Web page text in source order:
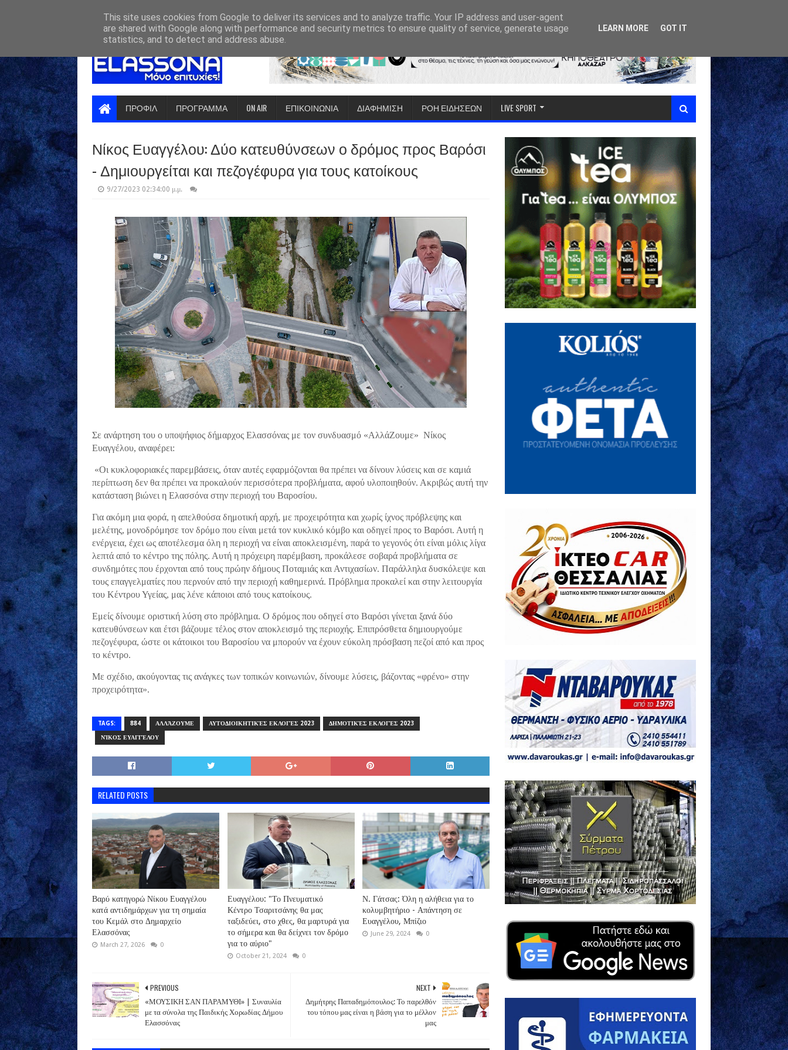
ΠΡΟΦΙΛ ΠΡΟΓΡΑΜΜΑ ON AIR ΕΠΙΚΟΙΝΩΝΙΑ ΔΙΑΦΗΜΙΣΗ ΡΟΗ ΕΙΔΗΣΕΩΝ LIVE SPORT
Νίκος Ευαγγέλου: Δύο κατευθύνσεων ο δρόμος προς Βαρόσι
- Δημιουργείται και πεζογέφυρα για τους κατοίκους
9/27/2023 02:34:00 μ.μ.
Σε ανάρτηση του ο υποψήφιος δήμαρχος Ελασσόνας με τον συνδυασμό «ΑλλάΖουμε» Νίκος
Ευαγγέλου, αναφέρει:
«Οι κυκλοφοριακές παρεμβάσεις, όταν αυτές εφαρμόζονται θα πρέπει να δίνουν λύσεις και σε καμιά
περίπτωση δεν θα πρέπει να προκαλούν περισσότερα προβλήματα, αφού υλοποιηθούν. Ακριβώς αυτή την
κατάσταση βιώνει η Ελασσόνα στην περιοχή του Βαροσίου.
Για ακόμη μια φορά, η απελθούσα δημοτική αρχή, με προχειρότητα και χωρίς ίχνος πρόβλεψης και
μελέτης, μονοδρόμησε τον δρόμο που είναι μετά τον κυκλικό κόμβο και οδηγεί προς το Βαρόσι. Αυτή η
ενέργεια, έχει ως αποτέλεσμα όλη η περιοχή να είναι αποκλεισμένη, παρά το γεγονός ότι είναι μόλις λίγα
λεπτά από το κέντρο της πόλης. Αυτή η πρόχειρη παρέμβαση, προκάλεσε σοβαρά προβλήματα σε
συνδημότες που έρχονται από τους πρώην δήμους Ποταμιάς και Αντιχασίων. Παράλληλα δυσκόλεψε και
τους επαγγελματίες που περνούν από την περιοχή καθημερινά. Πρόβλημα προκαλεί και στην λειτουργία
του Κέντρου Υγείας, μας λένε κάποιοι από τους κατοίκους.
Εμείς δίνουμε οριστική λύση στο πρόβλημα. Ο δρόμος που οδηγεί στο Βαρόσι γίνεται ξανά δύο
κατευθύνσεων και έτσι βάζουμε τέλος στον αποκλεισμό της περιοχής. Επιπρόσθετα δημιουργούμε
πεζογέφυρα, ώστε οι κάτοικοι του Βαροσίου να μπορούν να έχουν εύκολη πρόσβαση πεζοί από και προς
το κέντρο.
Με σχέδιο, ακούγοντας τις ανάγκες των τοπικών κοινωνιών, δίνουμε λύσεις, βάζοντας «φρένο» στην
προχειρότητα».
TAGS: 884 ΑΛΛΆΖΟΥΜΕ ΑΥΤΟΔΙΟΙΚΗΤΙΚΈΣ ΕΚΛΟΓΈΣ 2023 ΔΗΜΟΤΙΚΈΣ ΕΚΛΟΓΈΣ 2023
ΝΊΚΟΣ ΕΥΑΓΓΈΛΟΥ
RELATED POSTS
Βαρύ κατηγορώ Νίκου Ευαγγέλου
κατά αντιδημάρχων για τη σημαία
του Κεμάλ στο Δημαρχείο
Ελασσόνας
March 27, 2026 0
Ευαγγέλου: "Το Πνευματικό
Κέντρο Τσαριτσάνης θα μας
ταξιδεύει, στο χθες, θα μαρτυρά για
το σήμερα και θα δείχνει τον δρόμο
για το αύριο"
October 21, 2024 0
Ν. Γάτσας: Όλη η αλήθεια για το
κολυμβητήριο - Απάντηση σε
Ευαγγέλου, Μπίζιο
June 29, 2024 0
NEXT
Δημήτρης Παπαδημόπουλος: Το παρελθόν
του τόπου μας είναι η βάση για το μέλλον
μας
PREVIOUS
«ΜΟΥΣΙΚΗ ΣΑΝ ΠΑΡΑΜΥΘΙ» | Συναυλία
με τα σύνολα της Παιδικής Χορωδίας Δήμου
Ελασσόνας
This site uses cookies from Google to deliver its services and to analyze traffic. Your IP address and user-agent
are shared with Google along with performance and security metrics to ensure quality of service, generate usage
statistics, and to detect and address abuse.
LEARN MORE GOT IT